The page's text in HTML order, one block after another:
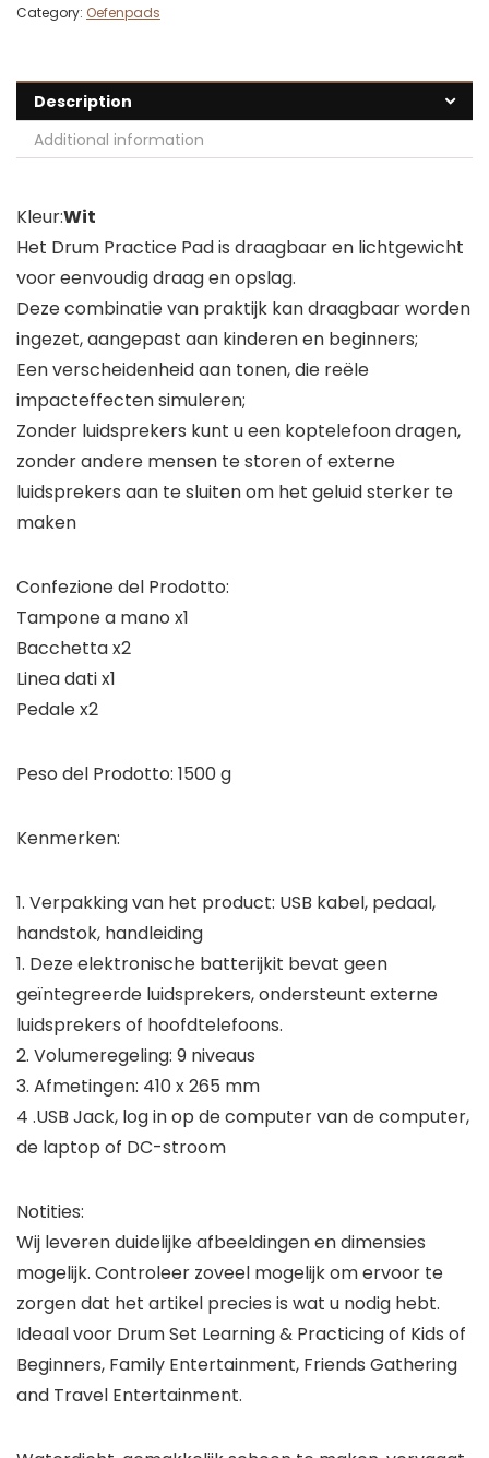
Category: Oefenpads
Description
Additional information
Kleur:Wit
Het Drum Practice Pad is draagbaar en lichtgewicht
voor eenvoudig draag en opslag.
Deze combinatie van praktijk kan draagbaar worden
ingezet, aangepast aan kinderen en beginners;
Een verscheidenheid aan tonen, die reële
impacteffecten simuleren;
Zonder luidsprekers kunt u een koptelefoon dragen,
zonder andere mensen te storen of externe
luidsprekers aan te sluiten om het geluid sterker te
maken
Confezione del Prodotto:
Tampone a mano x1
Bacchetta x2
Linea dati x1
Pedale x2
Peso del Prodotto: 1500 g
Kenmerken:
1. Verpakking van het product: USB kabel, pedaal,
handstok, handleiding
1. Deze elektronische batterijkit bevat geen
geïntegreerde luidsprekers, ondersteunt externe
luidsprekers of hoofdtelefoons.
2. Volumeregeling: 9 niveaus
3. Afmetingen: 410 x 265 mm
4 .USB Jack, log in op de computer van de computer,
de laptop of DC-stroom
Notities:
Wij leveren duidelijke afbeeldingen en dimensies
mogelijk. Controleer zoveel mogelijk om ervoor te
zorgen dat het artikel precies is wat u nodig hebt.
Ideaal voor Drum Set Learning & Practicing of Kids of
Beginners, Family Entertainment, Friends Gathering
and Travel Entertainment.